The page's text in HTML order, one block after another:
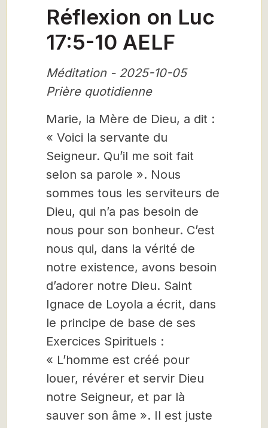
Réflexion on Luc
17:5-10 AELF
Méditation - 2025-10-05
Prière quotidienne
Marie, la Mère de Dieu, a dit :
« Voici la servante du
Seigneur. Qu’il me soit fait
selon sa parole ». Nous
sommes tous les serviteurs de
Dieu, qui n’a pas besoin de
nous pour son bonheur. C’est
nous qui, dans la vérité de
notre existence, avons besoin
d’adorer notre Dieu. Saint
Ignace de Loyola a écrit, dans
le principe de base de ses
Exercices Spirituels :
« L’homme est créé pour
louer, révérer et servir Dieu
notre Seigneur, et par là
sauver son âme ». Il est juste